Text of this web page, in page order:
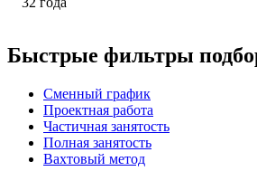
Быстрые фильтры
Сменный график
Проектная работа
Частичная занятость
Полная занятость
Вахтовый метод